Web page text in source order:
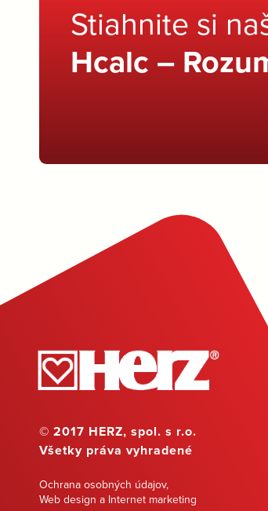
Stiahnite si
Hcalc –
© 2017 HERZ, spol. s r.o.
Všetky práva vyhradené
Ochrana osobných údajov,
Web design a Internet marketing